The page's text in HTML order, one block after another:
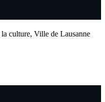
culture, Ville de Lausanne